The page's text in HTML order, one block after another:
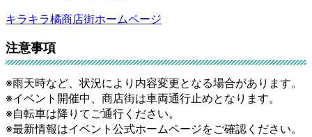
キラキラ橘商店街ホームページ
注意事項
※雨天時など、状況により内容変更となる場合があります。
※イベント開催中、商店街は車両通行止めとなります。
※自転車は降りてご通行ください。
※最新情報はイベント公式ホームページをご確認ください。